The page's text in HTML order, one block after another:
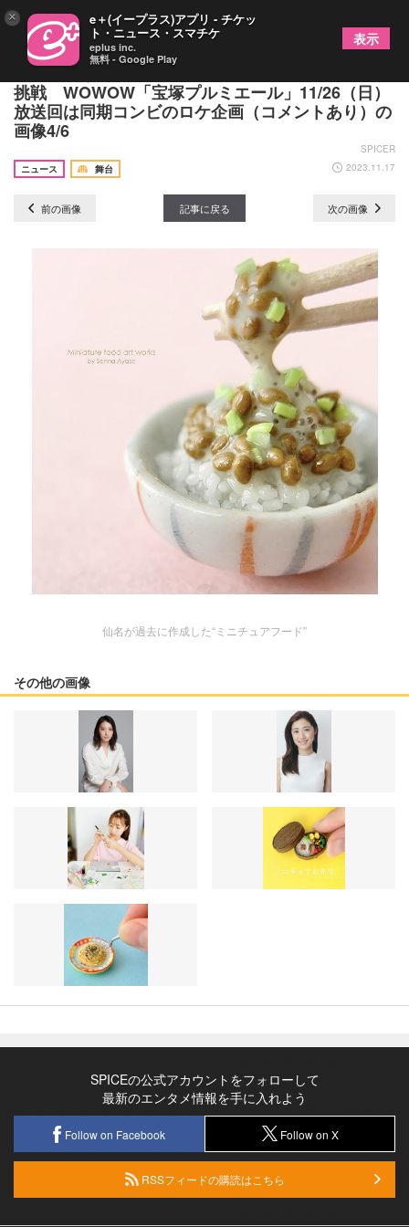
珠城りょうと仙名彩世がミニチュアフードづくりに
挑戦 WOWOW「宝塚プルミエール」11/26（日）
放送回は同期コンビのロケ企画（コメントあり）の
画像4/6
SPICER
ニュース
舞台 2023.11.17
前の画像 記事に戻る 次の画像
仙名が過去に作成した“ミニチュアフード”
その他の画像
SPICEの公式アカウントをフォローして
最新のエンタメ情報を手に入れよう
Follow on Facebook Follow on X
RSSフィードの購読はこちら
× e＋(イープラス)アプリ - チケッ
ト・ニュース・スマチケ
eplus inc.
無料 - Google Play
表示